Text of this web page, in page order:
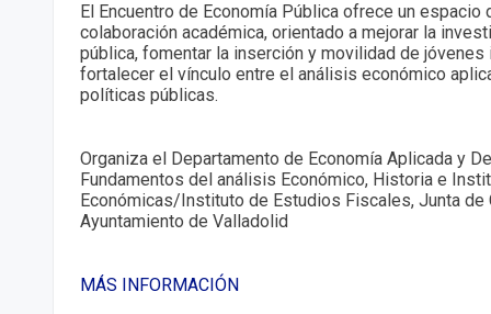
El Encuentro de Economía Pública ofrece un
colaboración académica, orientado a mejorar la
pública, fomentar la inserción y movilidad de
fortalecer el vínculo entre el análisis económico
políticas públicas.
Organiza el Departamento de Economía Aplicada y
Fundamentos del análisis Económico, Historia e
Económicas/Instituto de Estudios Fiscales, Junta de
Ayuntamiento de Valladolid
MÁS INFORMACIÓN